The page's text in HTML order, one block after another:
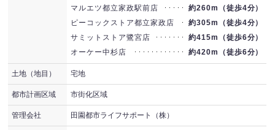
マルエツ都立家政駅前店
約260m（徒歩4分）
ピーコックストア都立家政店
約305m（徒歩4分）
サミットストア鷺宮店
約415m（徒歩6分）
オーケー中杉店
約420m（徒歩6分）
土地（地目） 宅地
都市計画区域 市街化区域
管理会社 田園都市ライフサポート（株）